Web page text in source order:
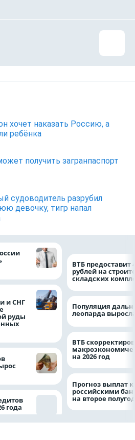
хочет наказать Россию, а
ребёнка
получить загранпаспорт
судоводитель разрубил
девочку, тигр напал
и СНГ
руды
года
ВТБ предоставит
рублей на
складских
Популяция
леопарда
ВТБ
на 2026 год
Прогноз выплат
российскими
на второе